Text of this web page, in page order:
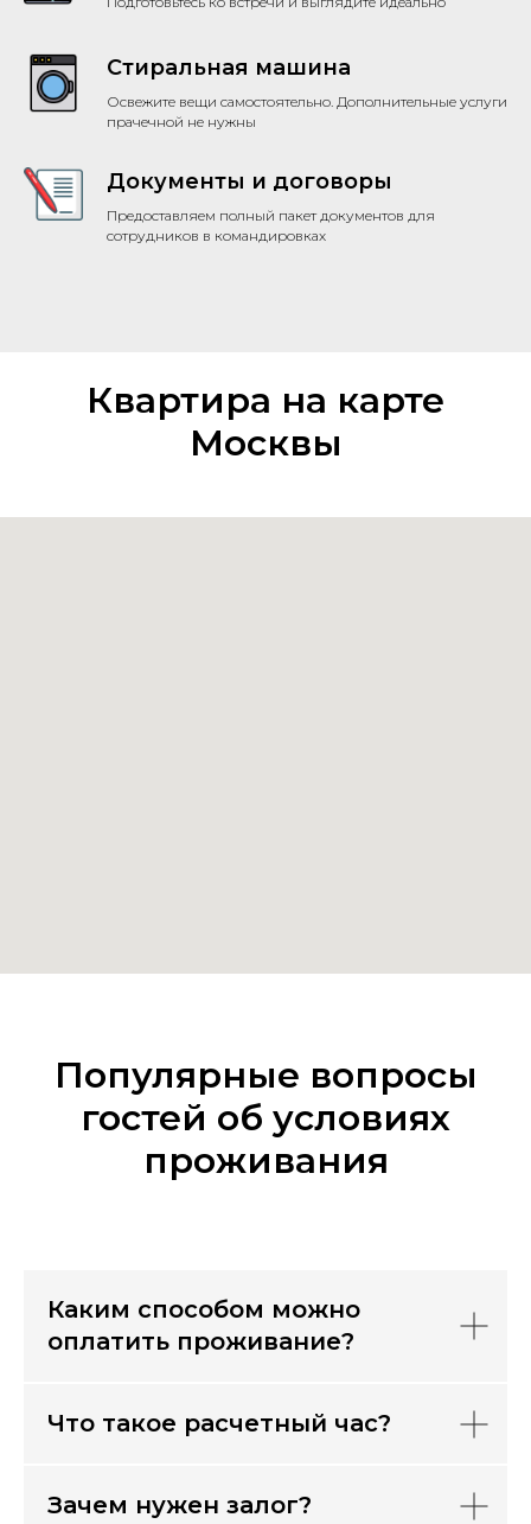
Стиральная машина
Освежите вещи самостоятельно. Дополнительные услуги
прачечной не нужны
Документы и договоры
Предоставляем полный пакет документов для
сотрудников в командировках
Квартира на карте
Москвы
Популярные вопросы
гостей об условиях
проживания
Каким способом можно
оплатить проживание?
Что такое расчетный час?
Зачем нужен залог?